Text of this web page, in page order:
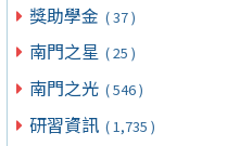
獎助學金 ( 37 )
南門之星 ( 25 )
南門之光 ( 546 )
研習資訊 ( 1,735 )